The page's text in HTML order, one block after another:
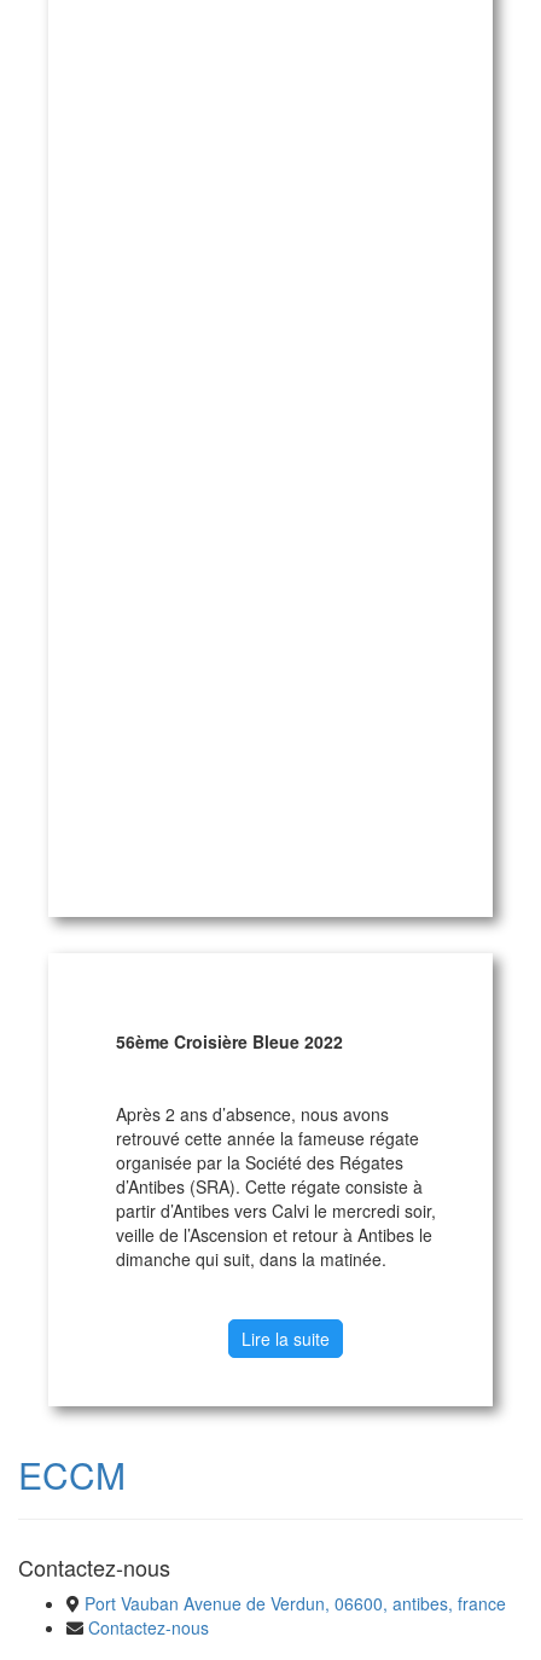
56ème Croisière Bleue 2022
Après 2 ans d’absence, nous avons
retrouvé cette année la fameuse régate
organisée par la Société des Régates
d’Antibes (SRA). Cette régate consiste à
partir d’Antibes vers Calvi le mercredi soir,
veille de l’Ascension et retour à Antibes le
dimanche qui suit, dans la matinée.
Lire la suite
ECCM
Contactez-nous
Port Vauban Avenue de Verdun, 06600, antibes, france
Contactez-nous